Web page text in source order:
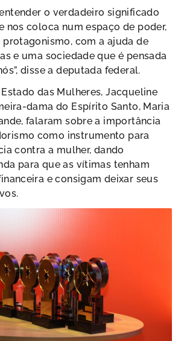
o verdadeiro significado
nos coloca num espaço de poder,
protagonismo, com a ajuda de
e uma sociedade que é pensada
disse a deputada federal.
das Mulheres, Jacqueline
dama do Espírito Santo, Maria
falaram sobre a importância
como instrumento para
contra a mulher, dando
para que as vítimas tenham
e consigam deixar seus